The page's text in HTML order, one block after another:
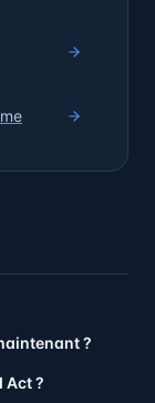
?
Act ?